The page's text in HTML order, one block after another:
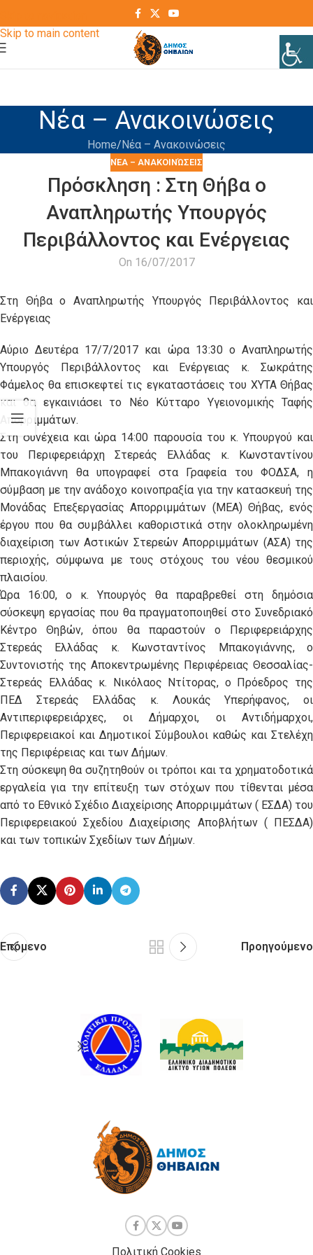
Skip to main content
Νέα – Ανακοινώσεις
Home Νέα – Ανακοινώσεις
ΝΈΑ – ΑΝΑΚΟΙΝΏΣΕΙΣ
Πρόσκληση : Στη Θήβα ο
Αναπληρωτής Υπουργός
Περιβάλλοντος και Ενέργειας
On 16/07/2017
Στη Θήβα ο Αναπληρωτής Υπουργός Περιβάλλοντος και
Ενέργειας
Αύριο Δευτέρα 17/7/2017 και ώρα 13:30 ο Αναπληρωτής
Υπουργός Περιβάλλοντος και Ενέργειας κ. Σωκράτης
Φάμελος θα επισκεφτεί τις εγκαταστάσεις του ΧΥΤΑ Θήβας
και θα εγκαινιάσει το Νέο Κύτταρο Υγειονομικής Ταφής
Απορριμμάτων.
Στη συνέχεια και ώρα 14:00 παρουσία του κ. Υπουργού και
του Περιφερειάρχη Στερεάς Ελλάδας κ. Κωνσταντίνου
Μπακογιάννη θα υπογραφεί στα Γραφεία του ΦΟΔΣΑ, η
σύμβαση με την ανάδοχο κοινοπραξία για την κατασκευή της
Μονάδας Επεξεργασίας Απορριμμάτων (ΜΕΑ) Θήβας, ενός
έργου που θα συμβάλλει καθοριστικά στην ολοκληρωμένη
διαχείριση των Αστικών Στερεών Απορριμμάτων (ΑΣΑ) της
περιοχής, σύμφωνα με τους στόχους του νέου θεσμικού
πλαισίου.
Ώρα 16:00, ο κ. Υπουργός θα παραβρεθεί στη δημόσια
σύσκεψη εργασίας που θα πραγματοποιηθεί στο Συνεδριακό
Κέντρο Θηβών, όπου θα παραστούν ο Περιφερειάρχης
Στερεάς Ελλάδας κ. Κωνσταντίνος Μπακογιάννης, ο
Συντονιστής της Αποκεντρωμένης Περιφέρειας Θεσσαλίας-
Στερεάς Ελλάδας κ. Νικόλαος Ντίτορας, ο Πρόεδρος της
ΠΕΔ Στερεάς Ελλάδας κ. Λουκάς Υπερήφανος, οι
Αντιπεριφερειάρχες, οι Δήμαρχοι, οι Αντιδήμαρχοι,
Περιφερειακοί και Δημοτικοί Σύμβουλοι καθώς και Στελέχη
της Περιφέρειας και των Δήμων.
Στη σύσκεψη θα συζητηθούν οι τρόποι και τα χρηματοδοτικά
εργαλεία για την επίτευξη των στόχων που τίθενται μέσα
από το Εθνικό Σχέδιο Διαχείρισης Απορριμμάτων ( ΕΣΔΑ) του
Περιφερειακού Σχεδίου Διαχείρισης Αποβλήτων ( ΠΕΣΔΑ)
και των τοπικών Σχεδίων των Δήμων.
Επόμενο Προηγούμενο
Πολιτική Cookies